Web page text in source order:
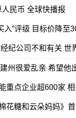
民币 全球快播报
入”评级 目标价降至
纪公司不和有关 世
州很爱乱亲 希望他
重点企业超600家
花糖和云朵妈妈》